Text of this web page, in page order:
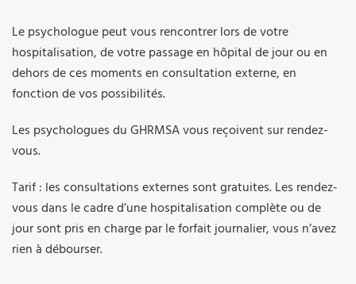
Le psychologue peut vous rencontrer lors de votre
hospitalisation, de votre passage en hôpital de jour ou en
dehors de ces moments en consultation externe, en
fonction de vos possibilités.
Les psychologues du GHRMSA vous reçoivent sur rendez-
vous.
Tarif : les consultations externes sont gratuites. Les rendez-
vous dans le cadre d’une hospitalisation complète ou de
jour sont pris en charge par le forfait journalier, vous n’avez
rien à débourser.